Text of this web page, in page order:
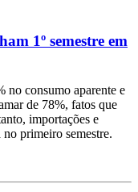
1º semestre em
no consumo aparente e
de 78%, fatos que
importações e
primeiro semestre.